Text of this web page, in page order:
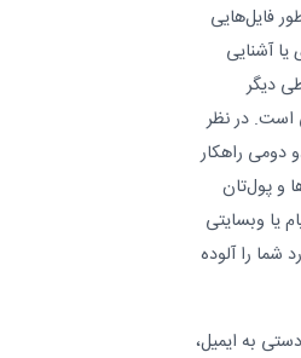
فایل‌هایی
آشنایی
دیگر
است. در نظر
دومی راهکار
و پول‌تان
یا وبسایتی
مواقع قصد دارد شما را آلوده
به ایمیل،